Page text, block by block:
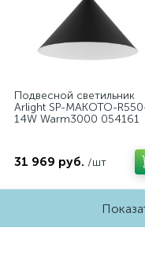
Подвесной светильник
Arlight SP-MAKOTO-
14W Warm3000 054161
31 969 руб. /шт